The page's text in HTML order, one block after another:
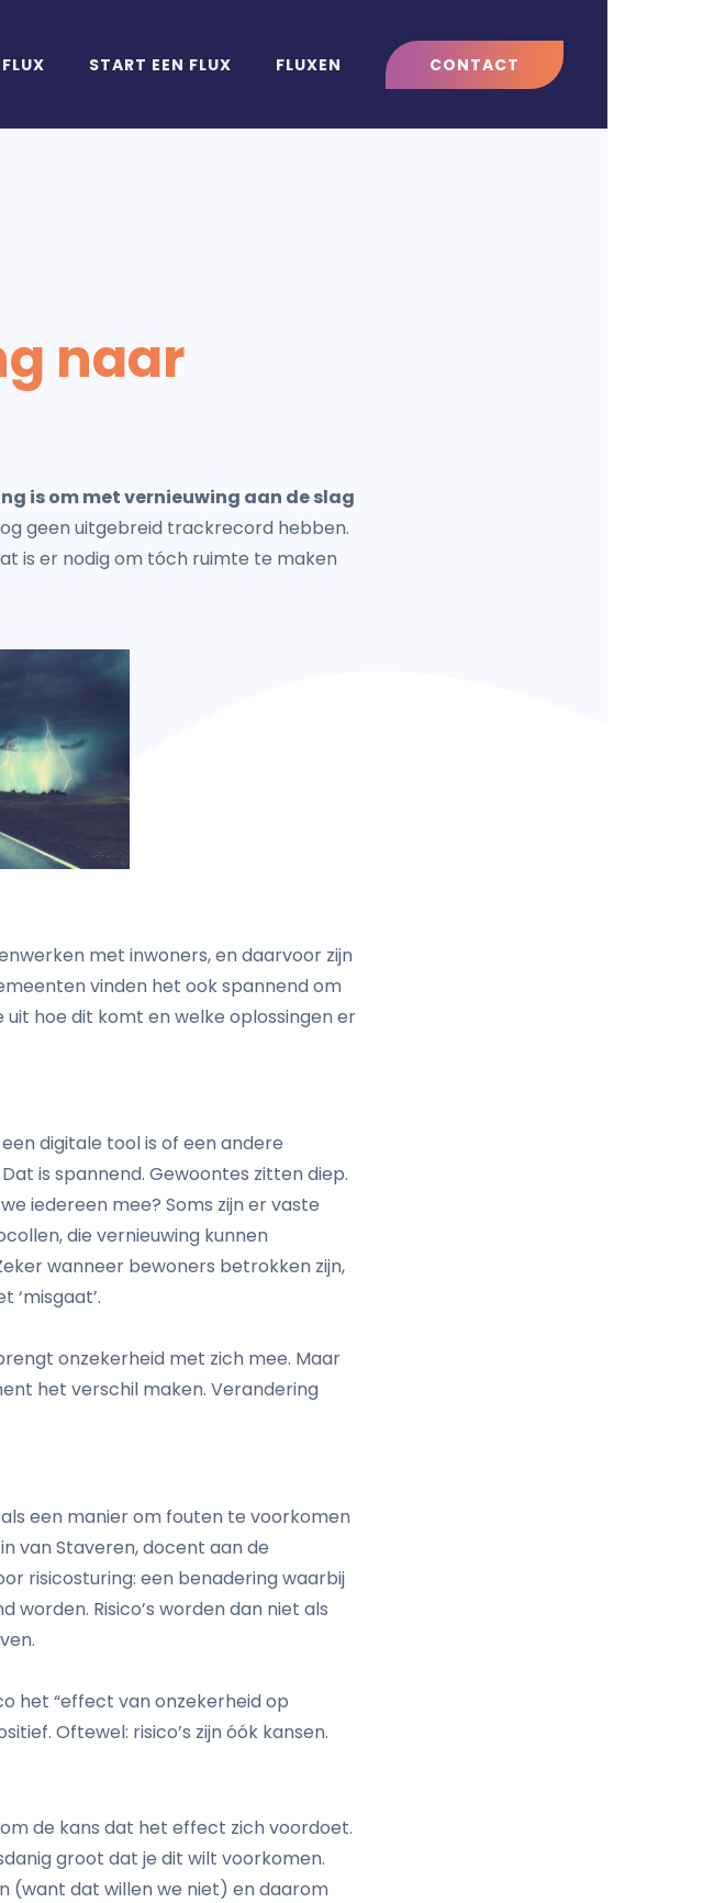
START EEN FLUX FLUXEN CONTACT
naar
is om met vernieuwing aan de slag
geen uitgebreid trackrecord hebben.
is er nodig om tóch ruimte te maken
met inwoners, en daarvoor zijn
vinden het ook spannend om
hoe dit komt en welke oplossingen er
digitale tool is of een andere
is spannend. Gewoontes zitten diep.
iedereen mee? Soms zijn er vaste
die vernieuwing kunnen
wanneer bewoners betrokken zijn,
‘misgaat’.
onzekerheid met zich mee. Maar
het verschil maken. Verandering
een manier om fouten te voorkomen
van Staveren, docent aan de
risicosturing: een benadering waarbij
worden. Risico’s worden dan niet als
het “effect van onzekerheid op
Oftewel: risico’s zijn óók kansen.
de kans dat het effect zich voordoet.
groot dat je dit wilt voorkomen.
(want dat willen we niet) en daarom